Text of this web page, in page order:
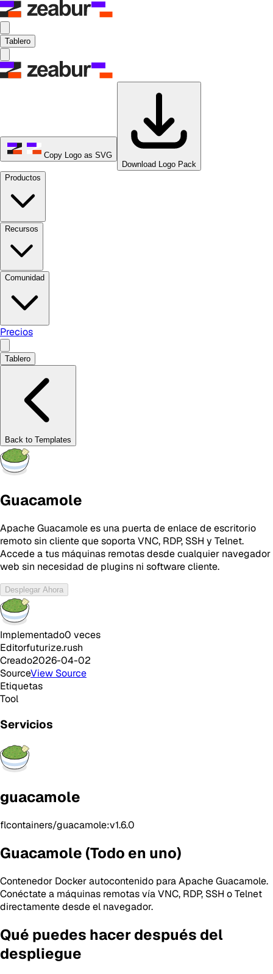
Tablero
Copy Logo as SVG
Download Logo Pack
Productos
Recursos
Comunidad
Precios
Tablero
Back to Templates
Guacamole
Apache Guacamole es una puerta de enlace de escritorio
remoto sin cliente que soporta VNC, RDP, SSH y Telnet.
Accede a tus máquinas remotas desde cualquier navegador
web sin necesidad de plugins ni software cliente.
Desplegar Ahora
Implementado0 veces
Editorfuturize.rush
Creado2026-04-02
SourceView Source
Etiquetas
Tool
Servicios
guacamole
flcontainers/guacamole:v1.6.0
Guacamole (Todo en uno)
Contenedor Docker autocontenido para Apache Guacamole.
Conéctate a máquinas remotas vía VNC, RDP, SSH o Telnet
directamente desde el navegador.
Qué puedes hacer después del
despliegue